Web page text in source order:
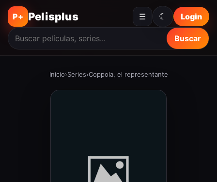
P+ Pelisplus ☰
Buscar
Login
☾
Inicio›Series›Coppola, el representante